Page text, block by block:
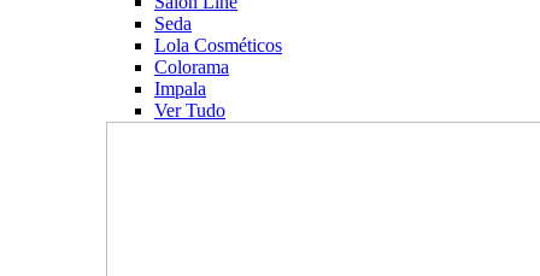
Seda
Lola Cosméticos
Colorama
Impala
Ver Tudo